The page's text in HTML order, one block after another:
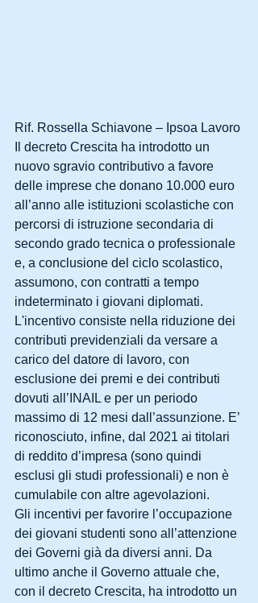
Rif. Rossella Schiavone – Ipsoa Lavoro
Il decreto Crescita ha introdotto un
nuovo sgravio contributivo a favore
delle imprese che donano 10.000 euro
all’anno alle istituzioni scolastiche con
percorsi di istruzione secondaria di
secondo grado tecnica o professionale
e, a conclusione del ciclo scolastico,
assumono, con contratti a tempo
indeterminato i giovani diplomati.
L'incentivo consiste nella riduzione dei
contributi previdenziali da versare a
carico del datore di lavoro, con
esclusione dei premi e dei contributi
dovuti all’INAIL e per un periodo
massimo di 12 mesi dall’assunzione. E’
riconosciuto, infine, dal 2021 ai titolari
di reddito d’impresa (sono quindi
esclusi gli studi professionali) e non è
cumulabile con altre agevolazioni.
Gli incentivi per favorire l’occupazione
dei giovani studenti sono all’attenzione
dei Governi già da diversi anni. Da
ultimo anche il Governo attuale che,
con il decreto Crescita, ha introdotto un